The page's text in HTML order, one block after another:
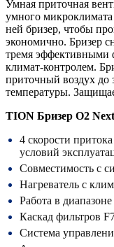
Умная приточная
умного
ней бризер, чтобы
экономично. Бризер
тремя эффективными
климат-контролем.
приточный воздух до
температуры.
TION Бризер O2 Next
4 скорости
условий
Совместимость с
Нагреватель с
Работа в
Каскад фильтров
Система